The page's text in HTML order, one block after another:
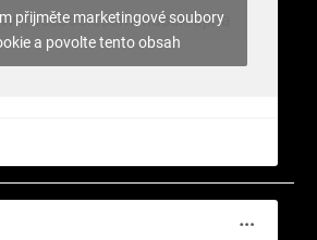
nasekrajina
přijměte marketingové soubory
a povolte tento obsah